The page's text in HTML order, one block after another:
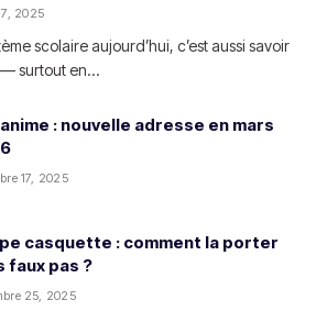
2025
scolaire aujourd’hui, c’est aussi savoir
— surtout en…
: nouvelle adresse en mars
17, 2025
casquette : comment la porter
faux pas ?
25, 2025